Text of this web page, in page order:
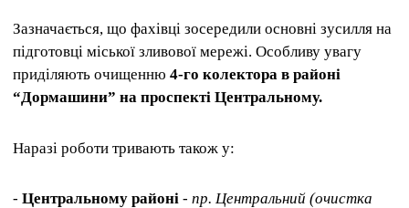
Зазначається, що фахівці зосередили основні зусилля на
підготовці міської зливової мережі. Особливу увагу
приділяють очищенню 4-го колектора в районі
“Дормашини” на проспекті Центральному.
Наразі роботи тривають також у:
- Центральному районі - пр. Центральний (очистка